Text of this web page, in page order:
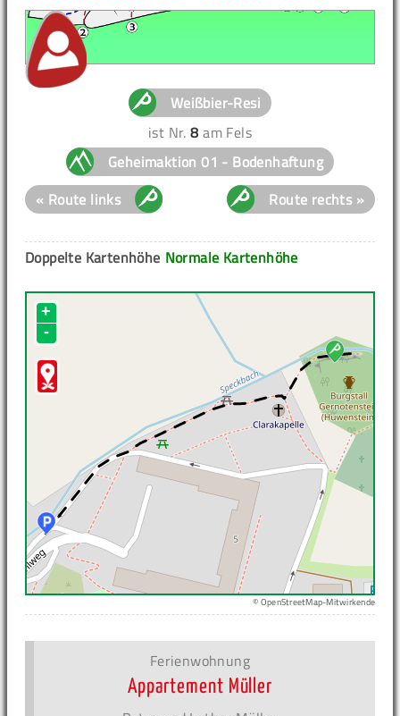
Weißbier-Resi
ist Nr.8 am Fels
Geheimaktion 01 - Bodenhaftung
« Route links
Route rechts »
Normale Kartenhöhe
Doppelte Kartenhöhe
+
-
© OpenStreetMap-Mitwirkende
Ferienwohnung
Appartement Müller